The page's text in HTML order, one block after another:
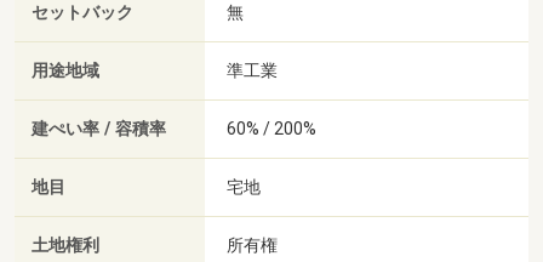
セットバック 無
用途地域 準工業
建ぺい率 / 容積率 60% / 200%
地目 宅地
土地権利 所有権